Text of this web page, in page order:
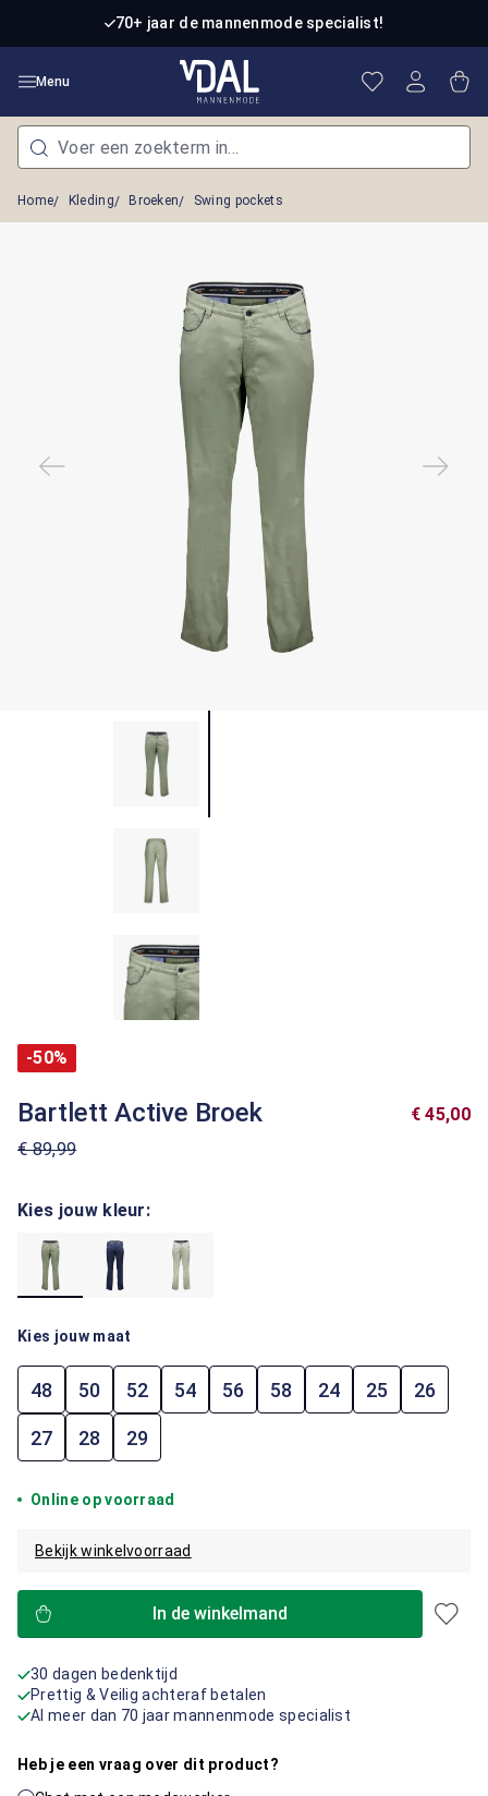
Ga naar de hoofdinhoud70+ jaar de mannenmode specialist!
Menu Je hebt 0
Home Kleding Broeken Swing pockets
-50%
Bartlett Active Broek
€ 89,99
€ 45,00
Kies jouw kleur:
Kies jouw maat
48 50 52 54 56 58 24 25 26
27 28 29
Online op voorraad
Bekijk winkelvoorraad
In de winkelmand
30 dagen bedenktijd
Prettig & Veilig achteraf betalen
Al meer dan 70 jaar mannenmode specialist
Heb je een vraag over dit product?